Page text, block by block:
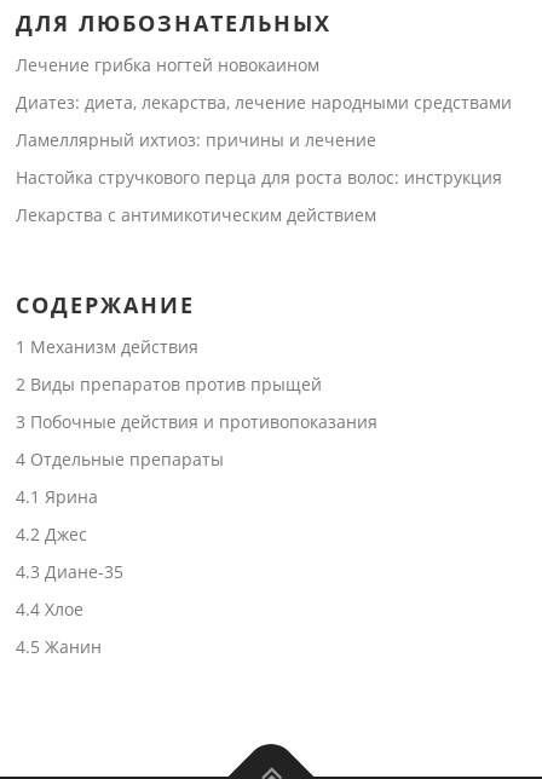
ДЛЯ ЛЮБОЗНАТЕЛЬНЫХ
Лечение грибка ногтей новокаином
Диатез: диета, лекарства, лечение народными средствами
Ламеллярный ихтиоз: причины и лечение
Настойка стручкового перца для роста волос: инструкция
Лекарства с антимикотическим действием
СОДЕРЖАНИЕ
1 Механизм действия
2 Виды препаратов против прыщей
3 Побочные действия и противопоказания
4 Отдельные препараты
4.1 Ярина
4.2 Джес
4.3 Диане-35
4.4 Хлое
4.5 Жанин